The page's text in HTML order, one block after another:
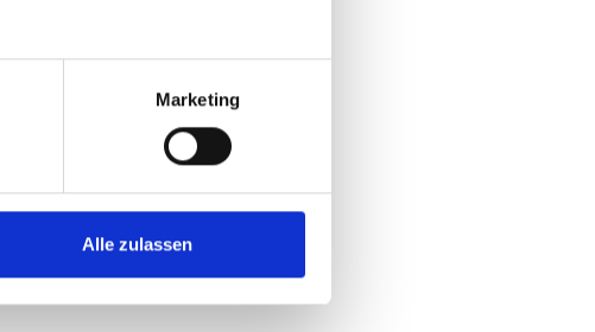
Marketing
Alle zulassen